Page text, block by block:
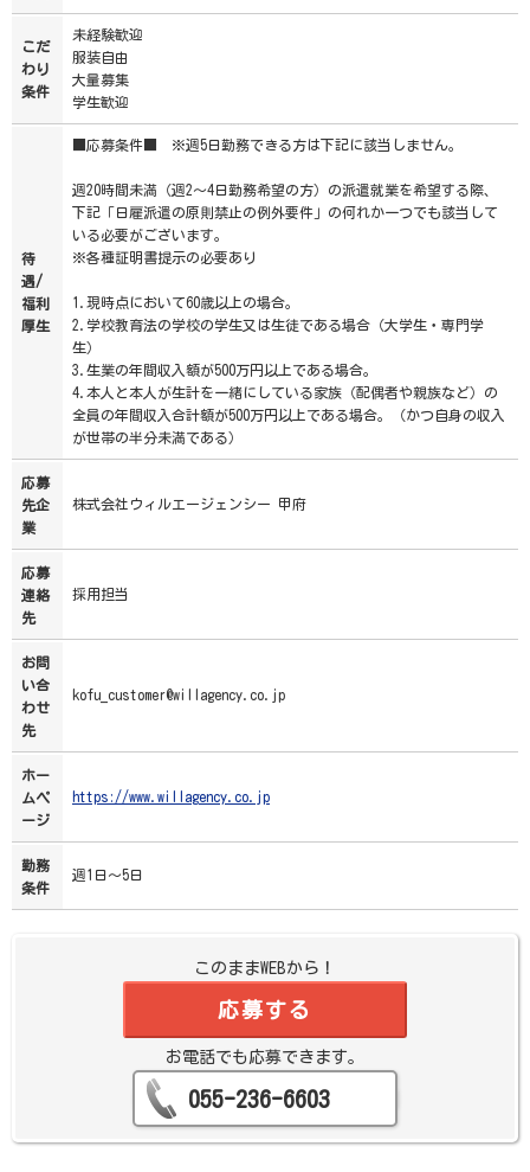
こだ
わり
条件
未経験歓迎
服装自由
大量募集
学生歓迎
待
遇/
福利
厚生
■応募条件■ ※週5日勤務できる方は下記に該当しません。
週20時間未満（週2～4日勤務希望の方）の派遣就業を希望する際、
下記「日雇派遣の原則禁止の例外要件」の何れか一つでも該当して
いる必要がございます。
※各種証明書提示の必要あり
1.現時点において60歳以上の場合。
2.学校教育法の学校の学生又は生徒である場合（大学生・専門学
生）
3.生業の年間収入額が500万円以上である場合。
4.本人と本人が生計を一緒にしている家族（配偶者や親族など）の
全員の年間収入合計額が500万円以上である場合。（かつ自身の収入
が世帯の半分未満である）
応募
先企
業
株式会社ウィルエージェンシー 甲府
応募
連絡
先
採用担当
お問
い合
わせ
先
kofu_customer@willagency.co.jp
ホー
ムペ
ージ
https://www.willagency.co.jp
勤務
条件
週1日～5日
このままWEBから！
応募する
お電話でも応募できます。
055-236-6603